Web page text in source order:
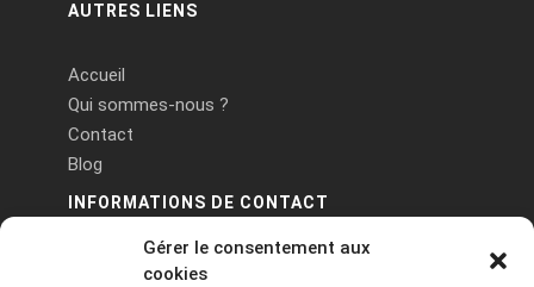
Gérer le consentement aux
cookies
AUTRES LIENS
Accueil
Qui sommes-nous ?
Contact
Blog
INFORMATIONS DE CONTACT
PA Keneach Ouest - 5 rue de Belle-Île - 56400